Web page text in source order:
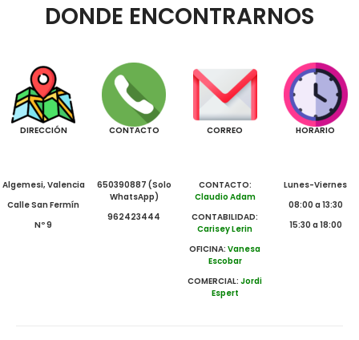
DONDE ENCONTRARNOS
DIRECCIÓN
Algemesi, Valencia
Calle San Fermín
Nº 9
CONTACTO
650390887 (Solo
WhatsApp)
962423444
CORREO
CONTACTO:
Claudio Adam
CONTABILIDAD:
Carisey Lerin
OFICINA:Vanesa
Escobar
COMERCIAL:Jordi
Espert
HORARIO
Lunes-Viernes
08:00 a 13:30
15:30 a 18:00